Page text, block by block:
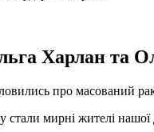
Харлан та
про масований
стали мирні жителі